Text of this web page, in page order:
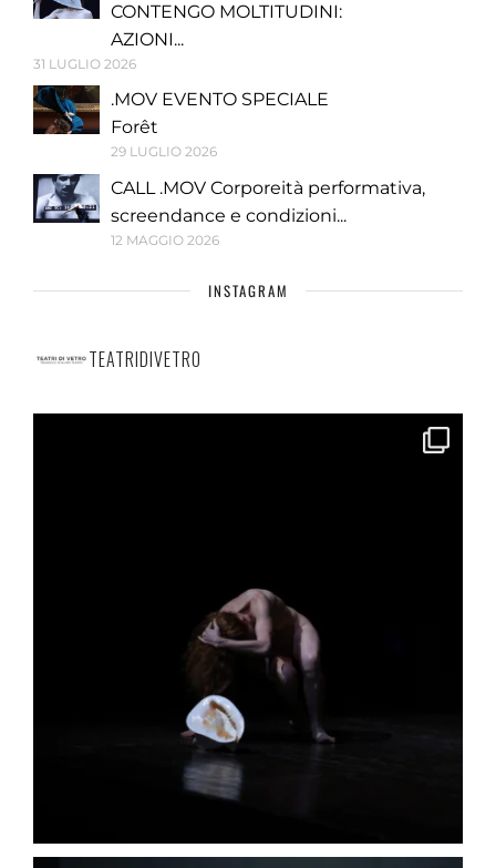
CONTENGO MOLTITUDINI:
AZIONI...
31 LUGLIO 2026
.MOV EVENTO SPECIALE
Forêt
29 LUGLIO 2026
CALL .MOV Corporeità performativa,
screendance e condizioni...
12 MAGGIO 2026
INSTAGRAM
TEATRIDIVETRO